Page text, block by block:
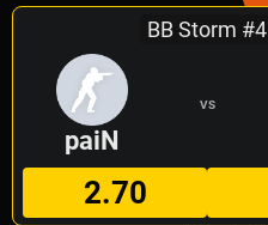
BB Storm #4
paiN
VS
2.70